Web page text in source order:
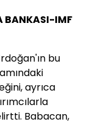
BANKASI-IMF
bu
ayrıca
Babacan,